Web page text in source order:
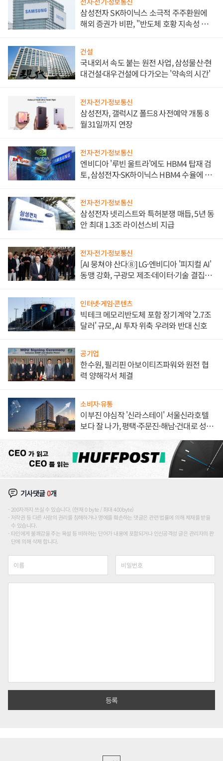
삼성전자 SK하이닉스 소극적 주주환원에
해외 증권가 비판, "반도체 호황 지속성 의
건설
국내외서 속도 붙는 원전 사업, 삼성물산·현
대건설·대우건설에 다가오는 '약속의 시간'
전자·전기·정보통신
삼성전자, 갤럭시Z 폴드8 사전예약 개통 8
월31일까지 연장
전자·전기·정보통신
엔비디아 '루빈 울트라'에도 HBM4 탑재 검
토, 삼성전자·SK하이닉스 HBM4 수율에 주
전자·전기·정보통신
삼성전자 넷리스트와 특허분쟁 매듭, 5년 동
안 최대 1.3조 라이선스비 지급
전자·전기·정보통신
[AI 뭉쳐야 산다⑧] LG·엔비디아 '피지컬 AI'
동맹 강화, 구광모 제조·데이터·기술 결집
인터넷·게임·콘텐츠
빅테크 메모리반도체 포함 장기계약 '2.7조
달러' 규모, AI 투자 위축 우려와 반대 신호
공기업
한수원, 필리핀 아보이티즈파워와 원전 협
력 양해각서 체결
소비자·유통
이부진 야심작 '신라스테이' 서울신라호텔
보다 잘 나가, 평택·주문진·해남·건대로 성
기사댓글0개
200자까지 쓰실 수 있습니다. (현재 0 byte / 최대 400byte)
저작권 등 다른 사람의 권리를 침해하거나 명예를 훼손하는 댓글은 관련 법률에 의해 제재를 받을
수 있습니다.
타인에게 불쾌감을 주는 욕설 등 비하하는 단어가 내용에 포함되거나 인신공격성 글은 관리자의 판
단에 의해 삭제 합니다.